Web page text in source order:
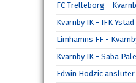
FC Trelleborg -
Kvarnby IK - IFK
Limhamns FF -
Kvarnby IK - Saba
Edwin Hodzic